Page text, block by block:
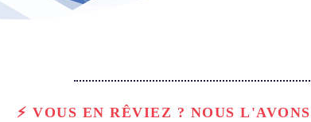
⚡ VOUS EN RÊVIEZ ? NOUS